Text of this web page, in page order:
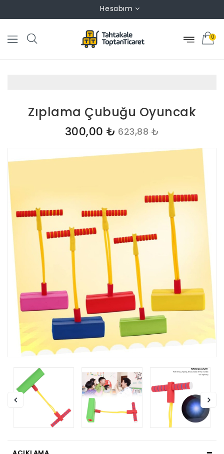
Hesabım
0
Zıplama Çubuğu Oyuncak
300,00 ₺ 623,88 ₺